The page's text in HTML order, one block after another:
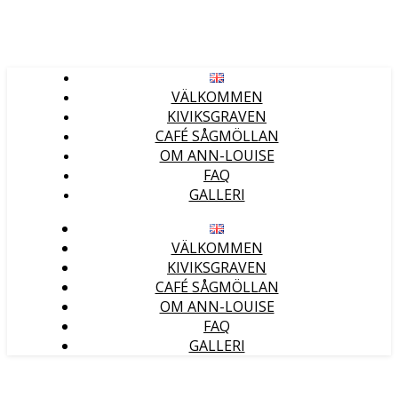
VÄLKOMMEN
KIVIKSGRAVEN
CAFÉ SÅGMÖLLAN
OM ANN-LOUISE
FAQ
GALLERI
VÄLKOMMEN
KIVIKSGRAVEN
CAFÉ SÅGMÖLLAN
OM ANN-LOUISE
FAQ
GALLERI